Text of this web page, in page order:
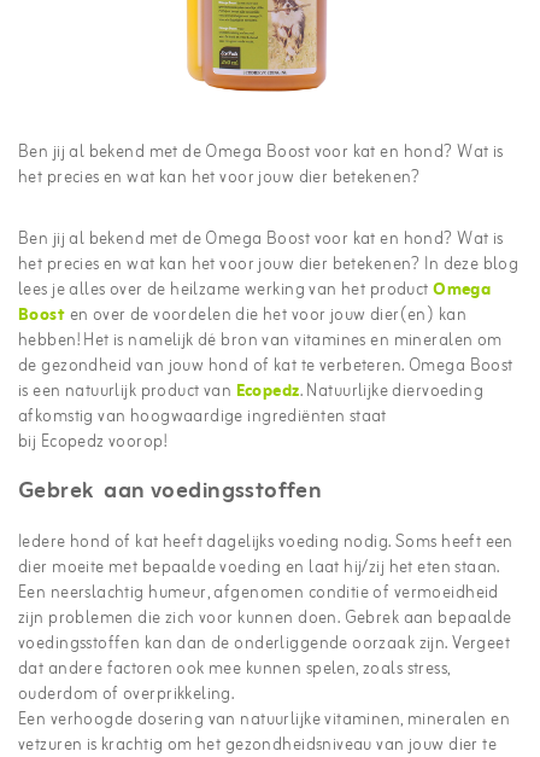
Ben jij al bekend met de Omega Boost voor kat en hond? Wat is
het precies en wat kan het voor jouw dier betekenen?
Ben jij al bekend met de Omega Boost voor kat en hond? Wat is
het precies en wat kan het voor jouw dier betekenen? In deze blog
lees je alles over de heilzame werking van het productOmega
Boosten over de voordelen die het voor jouw dier(en) kan
hebben! Het is namelijk dé bron van vitamines en mineralen om
de gezondheid van jouw hond of kat te verbeteren. Omega Boost
is een natuurlijk product van Ecopedz. Natuurlijke diervoeding
afkomstig van hoogwaardige ingrediënten staat
bij Ecopedz voorop!
Gebrek aan voedingsstoffen
Iedere hond of kat heeft dagelijks voeding nodig. Soms heeft een
dier moeite met bepaalde voeding en laat hij/zij het eten staan.
Een neerslachtig humeur, afgenomen conditie of vermoeidheid
zijn problemen die zich voor kunnen doen. Gebrek aan bepaalde
voedingsstoffen kan dan de onderliggende oorzaak zijn. Vergeet
dat andere factoren ook mee kunnen spelen, zoals stress,
ouderdom of overprikkeling.
Een verhoogde dosering van natuurlijke vitaminen, mineralen en
vetzuren is krachtig om het gezondheidsniveau van jouw dier te